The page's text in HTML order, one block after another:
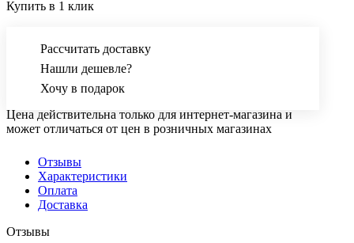
Купить в 1 клик
Рассчитать доставку
Нашли дешевле?
Хочу в подарок
Цена действительна только для интернет-магазина и
может отличаться от цен в розничных магазинах
Отзывы
Характеристики
Оплата
Доставка
Отзывы